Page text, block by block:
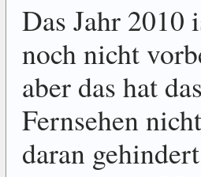
Das Jahr 2010
noch nicht
aber das hat
Fernsehen nicht
daran